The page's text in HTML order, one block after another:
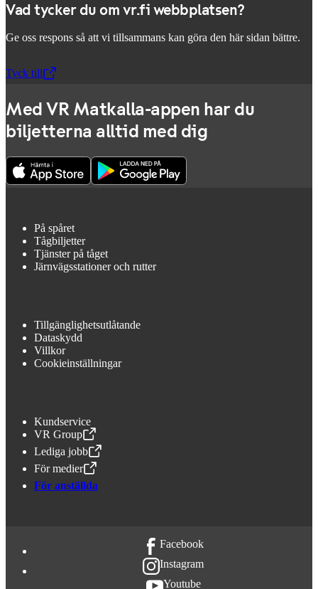
Vad tycker du om vr.fi webbplatsen?
Ge oss respons så att vi tillsammans kan göra den här sidan bättre.
Tyck till
,Öppnas i en ny flik
Med VR Matkalla-appen har du
biljetterna alltid med dig
På spåret
Tågbiljetter
Tjänster på tåget
Järnvägsstationer och rutter
Tillgänglighetsutlåtande
Dataskydd
Villkor
Cookieinställningar
Kundservice
VR Group
,Öppnas i en ny flik
Lediga jobb
,Öppnas i en ny flik
För medier
,Öppnas i en ny flik
För anställda
Facebook
Instagram
Youtube